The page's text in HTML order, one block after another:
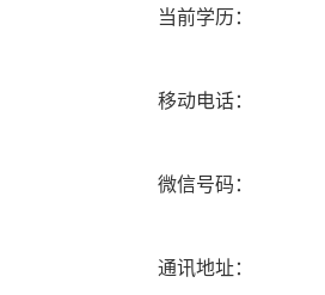
当前学历：
移动电话：
微信号码：
通讯地址：